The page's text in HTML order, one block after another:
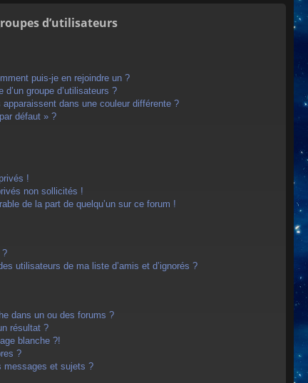
d’utilisateurs
puis-je en rejoindre un ?
groupe d’utilisateurs ?
dans une couleur différente ?
défaut » ?
!
non sollicités !
de la part de quelqu’un sur ce forum !
?
utilisateurs de ma liste d’amis et d’ignorés ?
dans un ou des forums ?
résultat ?
blanche ?!
?
messages et sujets ?